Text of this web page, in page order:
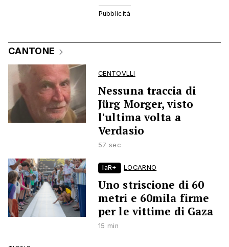
CANTONE
CENTOVLLI
Nessuna traccia di
Jürg Morger, visto
l'ultima volta a
Verdasio
57 sec
laR+ LOCARNO
Uno striscione di 60
metri e 60mila firme
per le vittime di Gaza
15 min